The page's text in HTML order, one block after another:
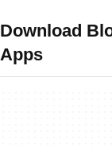
Download
Apps